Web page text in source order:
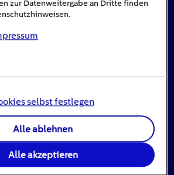
für Photovoltaik-
zur Datenweitergabe an Dritte finden
selbst festlegen
Alle ablehnen
Alle akzeptieren